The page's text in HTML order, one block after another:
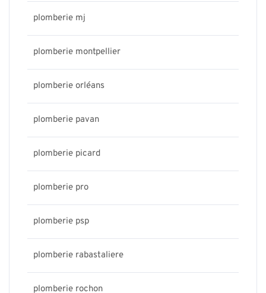
plomberie mj
plomberie montpellier
plomberie orléans
plomberie pavan
plomberie picard
plomberie pro
plomberie psp
plomberie rabastaliere
plomberie rochon